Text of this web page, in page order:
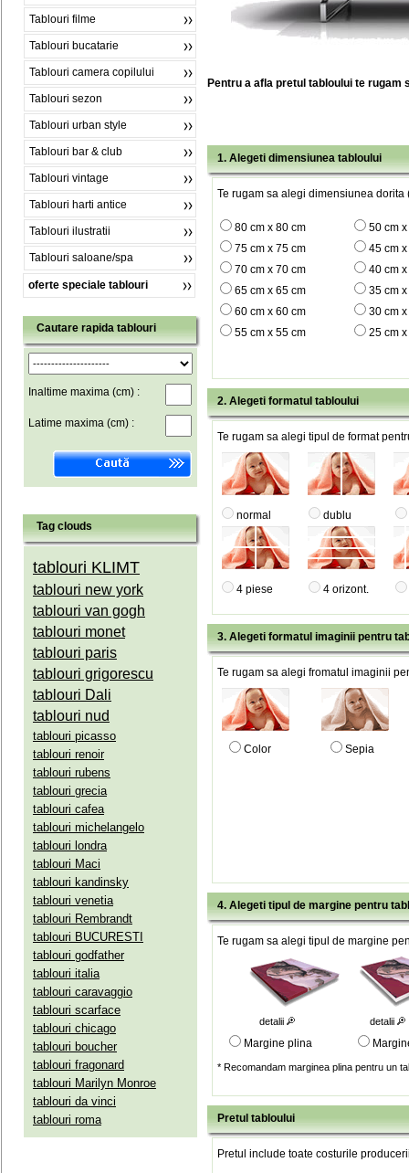
Tablouri filme
Tablouri bucatarie
Tablouri camera copilului
Tablouri sezon
Tablouri urban style
Tablouri bar & club
Tablouri vintage
Tablouri harti antice
Tablouri ilustratii
Tablouri saloane/spa
oferte speciale tablouri
Cautare rapida tablouri
Inaltime maxima (cm) :
Latime maxima (cm) :
Tag clouds
tablouri KLIMT
tablouri new york
tablouri van gogh
tablouri monet
tablouri paris
tablouri grigorescu
tablouri Dali
tablouri nud
tablouri picasso
tablouri renoir
tablouri rubens
tablouri grecia
tablouri cafea
tablouri michelangelo
tablouri londra
tablouri Maci
tablouri kandinsky
tablouri venetia
tablouri Rembrandt
tablouri BUCURESTI
tablouri godfather
tablouri italia
tablouri caravaggio
tablouri scarface
tablouri chicago
tablouri boucher
tablouri fragonard
tablouri Marilyn Monroe
tablouri da vinci
tablouri roma
Pentru a afla pretul tabloului te rugam
1. Alegeti dimensiunea tabloului
Te rugam sa alegi dimensiunea dorita
80 cm x 80 cm
50 cm
75 cm x 75 cm
45 cm
70 cm x 70 cm
40 cm
65 cm x 65 cm
35 cm
60 cm x 60 cm
30 cm
55 cm x 55 cm
25 cm
2. Alegeti formatul tabloului
Te rugam sa alegi tipul de format
normal dublu
4 piese 4 orizont.
3. Alegeti formatul imaginii pentru
Te rugam sa alegi fromatul imaginii
Color Sepia
4. Alegeti tipul de margine pentru
Te rugam sa alegi tipul de margine
detalii detalii
Margine plina
* Recomandam marginea plina pentru un
Pretul tabloului
Pretul include toate costurile